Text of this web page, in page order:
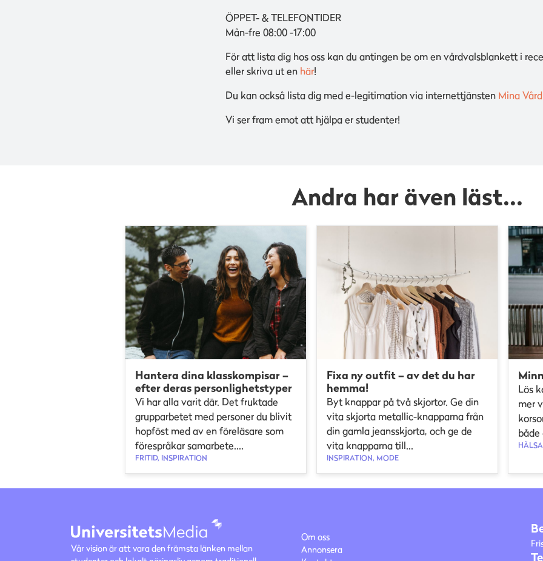
ÖPPET- & TELEFONTIDER
Mån-fre 08:00 -17:00
För att lista dig hos oss kan du antingen be om en vårdvalsblankett i
eller skriva ut en här!
Du kan också lista dig med e-legitimation via internettjänsten Mina
Vi ser fram emot att hjälpa er studenter!
Andra har även läst...
Hantera dina klasskompisar –
efter deras personlighetstyper
Vi har alla varit där. Det fruktade
grupparbetet med personer du blivit
hopföst med av en föreläsare som
förespråkar samarbete....
FRITID, INSPIRATION
Fixa ny outfit – av det du har
hemma!
Byt knappar på två skjortor. Ge din
vita skjorta metallic-knapparna från
din gamla jeansskjorta, och ge de
vita knapparna till...
INSPIRATION, MODE
Lös
mer
både
Vår vision är att vara den främsta länken mellan
Om oss
Annonsera